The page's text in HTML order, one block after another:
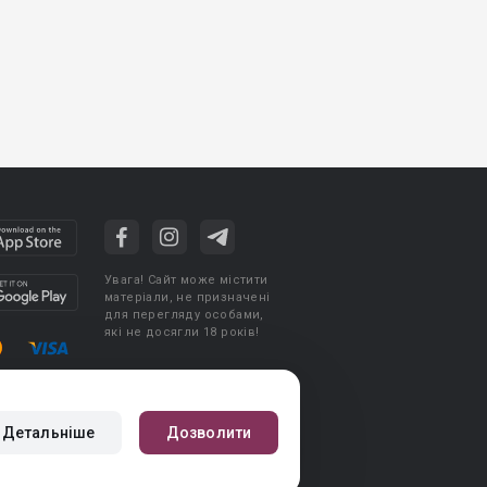
Детальніше Дозволити
Увага! Сайт може містити
матеріали, не призначені
для перегляду особами,
які не досягли 18 років!
Політика конфіденційності
публікації авторського контенту